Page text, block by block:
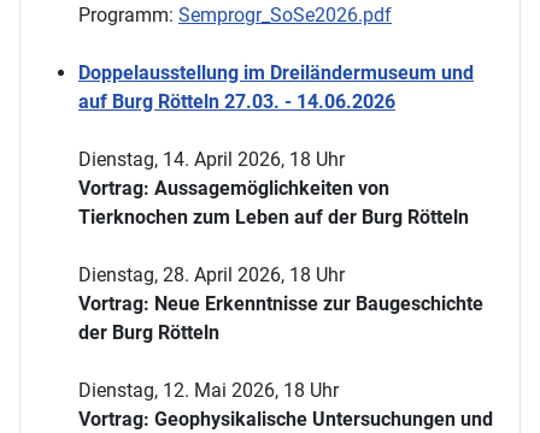
Programm: Semprogr_SoSe2026.pdf
Doppelausstellung im Dreiländermuseum und
auf Burg Rötteln 27.03. - 14.06.2026
Dienstag, 14. April 2026, 18 Uhr
Vortrag: Aussagemöglichkeiten von
Tierknochen zum Leben auf der Burg Rötteln
Dienstag, 28. April 2026, 18 Uhr
Vortrag: Neue Erkenntnisse zur Baugeschichte
der Burg Rötteln
Dienstag, 12. Mai 2026, 18 Uhr
Vortrag: Geophysikalische Untersuchungen und